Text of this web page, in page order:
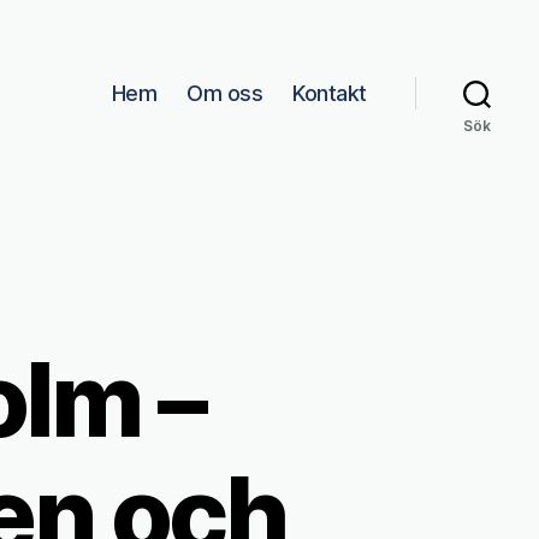
Hem Om oss Kontakt
Sök
–